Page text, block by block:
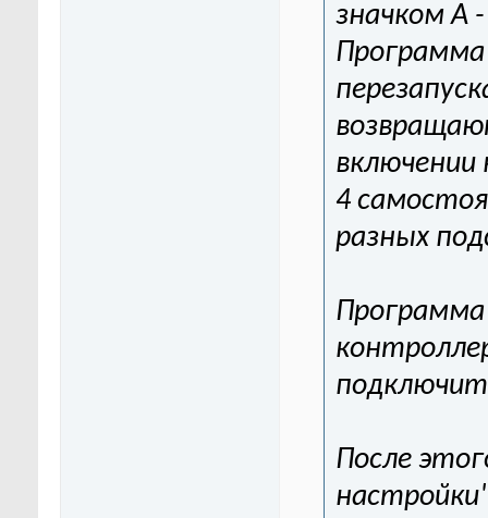
значком А
включении
4
разных
После